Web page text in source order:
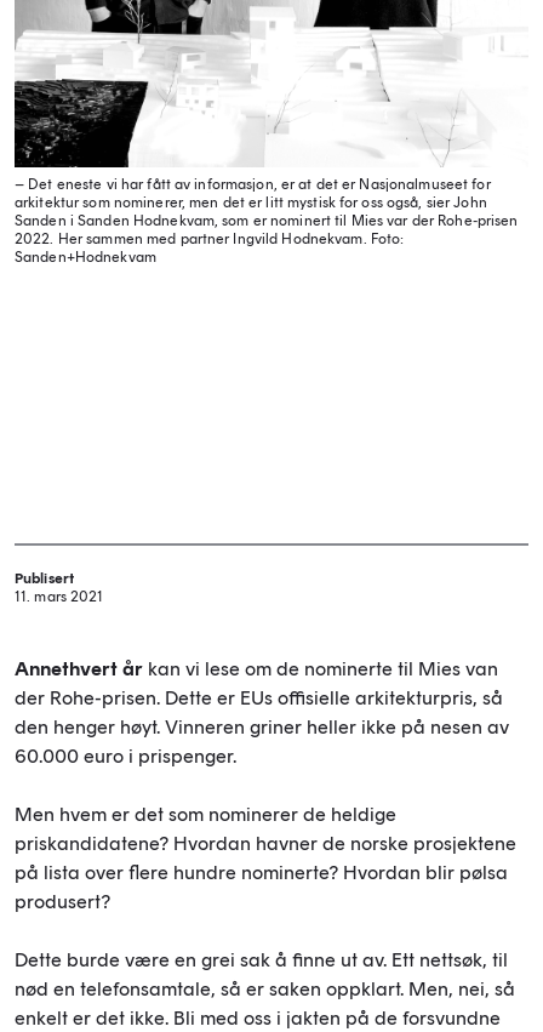
– Det eneste vi har fått av informasjon, er at det er Nasjonalmuseet for
arkitektur som nominerer, men det er litt mystisk for oss også, sier John
Sanden i Sanden Hodnekvam, som er nominert til Mies var der Rohe-prisen
2022. Her sammen med partner Ingvild Hodnekvam. Foto:
Sanden+Hodnekvam
Publisert
11. mars 2021
Annethvert år kan vi lese om de nominerte til Mies van
der Rohe-prisen. Dette er EUs offisielle arkitekturpris, så
den henger høyt. Vinneren griner heller ikke på nesen av
60.000 euro i prispenger.
Men hvem er det som nominerer de heldige
priskandidatene? Hvordan havner de norske prosjektene
på lista over flere hundre nominerte? Hvordan blir pølsa
produsert?
Dette burde være en grei sak å finne ut av. Ett nettsøk, til
nød en telefonsamtale, så er saken oppklart. Men, nei, så
enkelt er det ikke. Bli med oss i jakten på de forsvundne